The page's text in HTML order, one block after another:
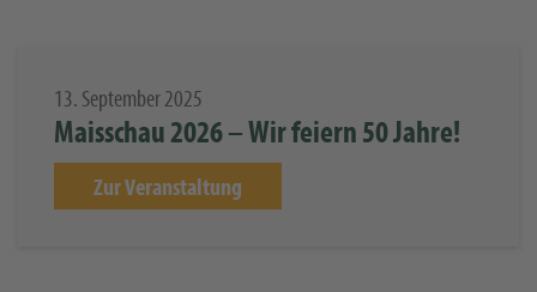
13. September 2025
Maisschau 2026 – Wir feiern 50 Jahre!
Zur Veranstaltung